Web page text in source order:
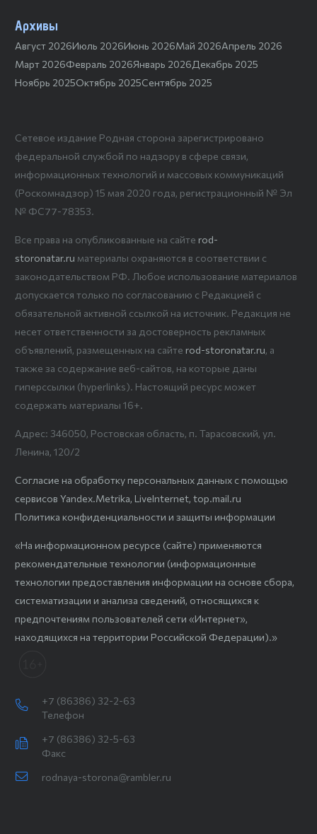
Архивы
Август 2026Июль 2026Июнь 2026Май 2026Апрель 2026
Март 2026Февраль 2026Январь 2026Декабрь 2025
Ноябрь 2025Октябрь 2025Сентябрь 2025
Сетевое издание Родная сторона зарегистрировано
федеральной службой по надзору в сфере связи,
информационных технологий и массовых коммуникаций
(Роскомнадзор) 15 мая 2020 года, регистрационный № Эл
№ ФС77-78353.
Все права на опубликованные на сайте rod-
storonatar.ru материалы охраняются в соответствии с
законодательством РФ. Любое использование материалов
допускается только по согласованию с Редакцией с
обязательной активной ссылкой на источник. Редакция не
несет ответственности за достоверность рекламных
объявлений, размещенных на сайте rod-storonatar.ru, а
также за содержание веб-сайтов, на которые даны
гиперссылки (hyperlinks). Настоящий ресурс может
содержать материалы 16+.
Адрес: 346050, Ростовская область, п. Тарасовский, ул.
Ленина, 120/2
Согласие на обработку персональных данных с помощью
сервисов Yandex.Metrika, LiveInternet, top.mail.ru
Политика конфиденциальности и защиты информации
«На информационном ресурсе (сайте) применяются
рекомендательные технологии (информационные
технологии предоставления информации на основе сбора,
систематизации и анализа сведений, относящихся к
предпочтениям пользователей сети «Интернет»,
находящихся на территории Российской Федерации).»
+7 (86386) 32-2-63
Телефон
+7 (86386) 32-5-63
Факс
rodnaya-storona@rambler.ru